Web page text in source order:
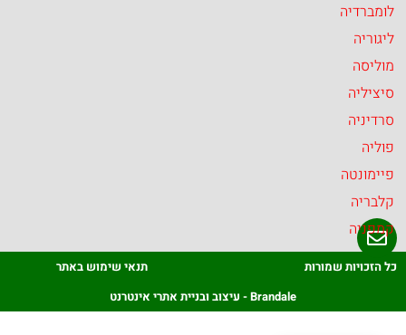
לומברדיה
ליגוריה
מוליסה
סיציליה
סרדיניה
פוליה
פיימונטה
קלבריה
קמפניה
כל הזכויות שמורות
תנאי שימוש באתר
Brandale - עיצוב ובניית אתרי אינטרנט